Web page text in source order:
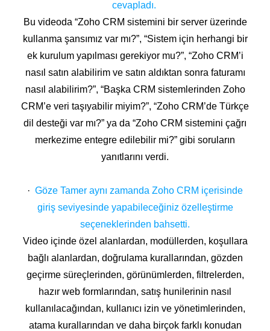
cevapladı.
Bu videoda “Zoho CRM sistemini bir server üzerinde
kullanma şansımız var mı?”, “Sistem için herhangi bir
ek kurulum yapılması gerekiyor mu?”, “Zoho CRM’i
nasıl satın alabilirim ve satın aldıktan sonra faturamı
nasıl alabilirim?”, “Başka CRM sistemlerinden Zoho
CRM’e veri taşıyabilir miyim?”, “Zoho CRM’de Türkçe
dil desteği var mı?” ya da “Zoho CRM sistemini çağrı
merkezime entegre edilebilir mi?” gibi soruların
yanıtlarını verdi.
· Göze Tamer aynı zamanda Zoho CRM içerisinde
giriş seviyesinde yapabileceğiniz özelleştirme
seçeneklerinden bahsetti.
Video içinde özel alanlardan, modüllerden, koşullara
bağlı alanlardan, doğrulama kurallarından, gözden
geçirme süreçlerinden, görünümlerden, filtrelerden,
hazır web formlarından, satış hunilerinin nasıl
kullanılacağından, kullanıcı izin ve yönetimlerinden,
atama kurallarından ve daha birçok farklı konudan